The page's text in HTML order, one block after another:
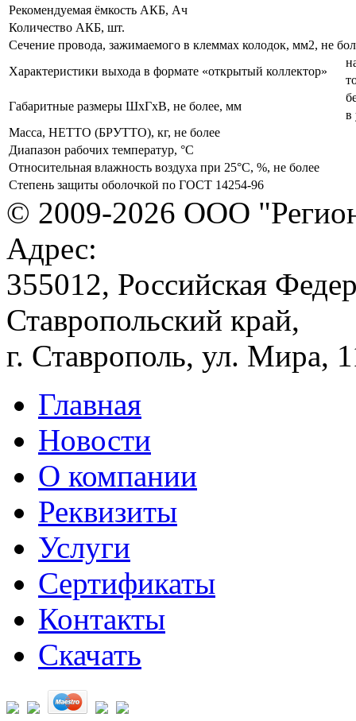
Рекомендуемая ёмкость АКБ, Ач
Количество АКБ, шт.
Сечение провода, зажимаемого в клеммах колодок, мм2, не
Характеристики выхода в формате «открытый коллектор»
Габаритные размеры ШхГхВ, не более, мм
в
Масса, НЕТТО (БРУТТО), кг, не более
Диапазон рабочих температур, °С
Относительная влажность воздуха при 25°С, %, не более
Степень защиты оболочкой по ГОСТ 14254-96
© 2009-2026 ООО
Адрес:
355012, Российская
Ставропольский край,
г. Ставрополь, ул. Мира,
Главная
Новости
О компании
Реквизиты
Услуги
Сертификаты
Контакты
Скачать